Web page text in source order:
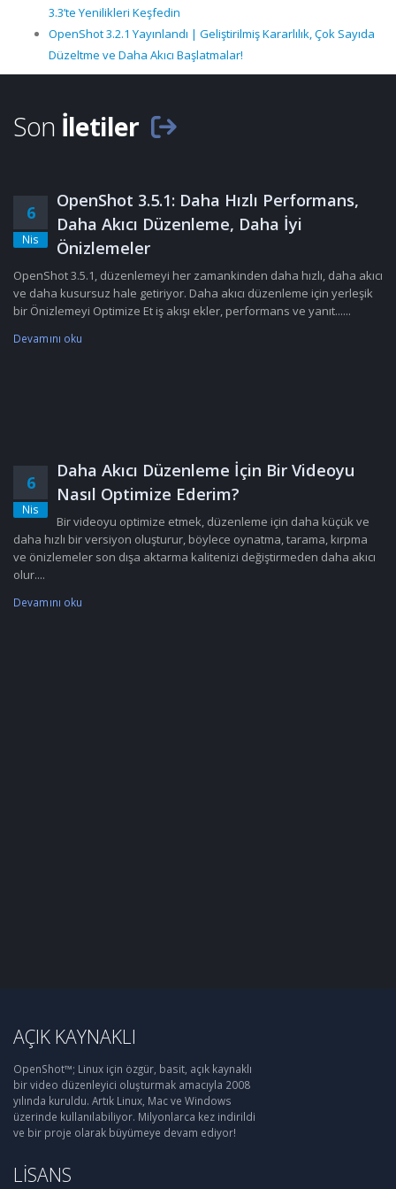
3.3’te Yenilikleri Keşfedin
OpenShot 3.2.1 Yayınlandı | Geliştirilmiş Kararlılık, Çok Sayıda
Düzeltme ve Daha Akıcı Başlatmalar!
Son İletiler
6
Nis
OpenShot 3.5.1: Daha Hızlı Performans,
Daha Akıcı Düzenleme, Daha İyi
Önizlemeler
OpenShot 3.5.1, düzenlemeyi her zamankinden daha hızlı, daha akıcı
ve daha kusursuz hale getiriyor. Daha akıcı düzenleme için yerleşik
bir Önizlemeyi Optimize Et iş akışı ekler, performans ve yanıt......
Devamını oku
6
Nis
Daha Akıcı Düzenleme İçin Bir Videoyu
Nasıl Optimize Ederim?
Bir videoyu optimize etmek, düzenleme için daha küçük ve
daha hızlı bir versiyon oluşturur, böylece oynatma, tarama, kırpma
ve önizlemeler son dışa aktarma kalitenizi değiştirmeden daha akıcı
olur....
Devamını oku
AÇIK KAYNAKLI
OpenShot™; Linux için özgür, basit, açık kaynaklı
bir video düzenleyici oluşturmak amacıyla 2008
yılında kuruldu. Artık Linux, Mac ve Windows
üzerinde kullanılabiliyor. Milyonlarca kez indirildi
ve bir proje olarak büyümeye devam ediyor!
LISANS